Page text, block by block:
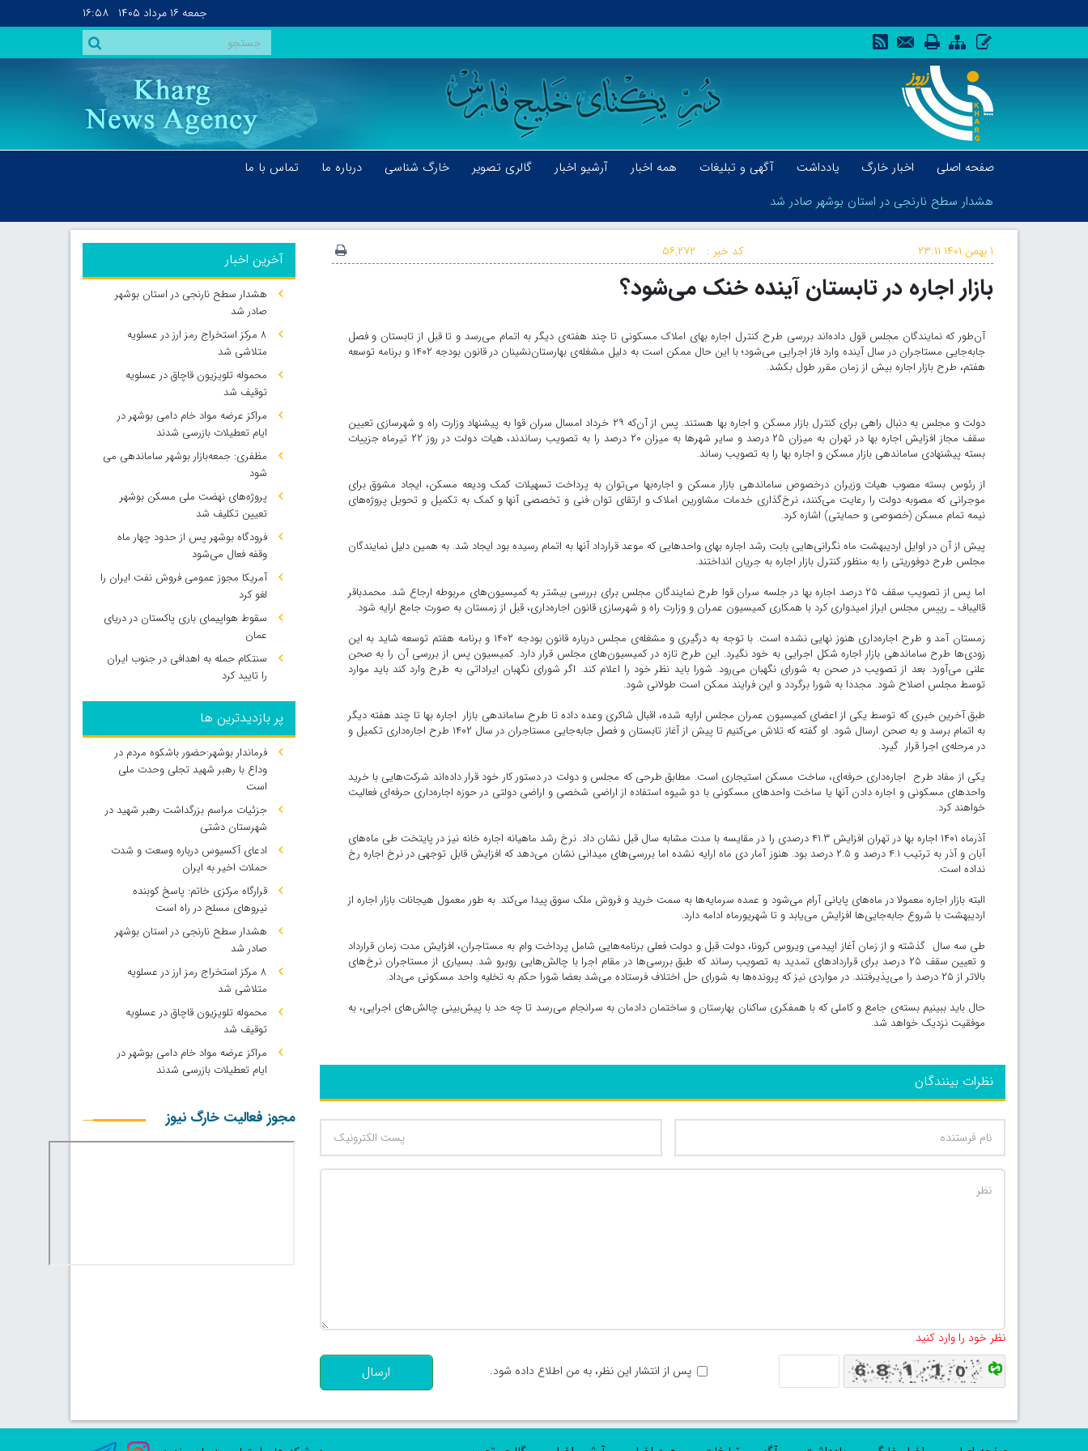
جمعه ۱۶ مرداد ۱۴۰۵ ۱۶:۵۸
صفحه اصلی اخبار خارگ یادداشت آگهی و تبلیغات همه اخبار آرشیو اخبار گالری تصویر خارگ شناسی درباره ما
تماس با ما
هشدار سطح نارنجی در استان بوشهر صادر شد
هشدار سطح نارنجی در استان بوشهر صادر شد
کد خبر : ۵۶,۲۷۲ ۱ بهمن ۱۴۰۱ ۲۳:۱۱
بازار اجاره در تابستان آینده خنک می‌شود؟
آن‌طور که نمایندگان مجلس قول داده‌اند بررسی طرح کنترل اجاره بهای املاک مسکونی تا چند هفته‌ی دیگر به اتمام می‌رسد و تا قبل از تابستان و فصل
جابه‌جایی مستاجران در سال آینده وارد فاز اجرایی می‌شود؛ با این حال ممکن است به دلیل مشغله‌ی بهارستان‌نشینان در قانون بودجه ۱۴۰۲ و برنامه توسعه
هفتم، طرح بازار اجاره بیش از زمان مقرر طول بکشد.
دولت و مجلس به دنبال راهی برای کنترل بازار مسکن و اجاره بها هستند. پس از آن‌که ۲۹ خرداد امسال سران قوا به پیشنهاد وزارت راه و شهرسازی تعیین
سقف مجاز افزایش اجاره بها در تهران به میزان ۲۵ درصد و سایر شهرها به میزان ۲۰ درصد را به تصویب رساندند، هیات دولت در روز ۲۲ تیرماه جزییات
بسته پیشنهادی ساماندهی بازار مسکن و اجاره بها را به تصویب رساند.
از رئوس بسته مصوب هیات وزیران درخصوص ساماندهی بازار مسکن و اجاره‌بها می‌توان به پرداخت تسهیلات کمک ودیعه مسکن، ایجاد مشوق برای
موجرانی که مصوبه دولت را رعایت می‌کنند، نرخ‌گذاری خدمات مشاورین املاک و ارتقای توان فنی و تخصصی آنها و کمک به تکمیل و تحویل پروژه‌های
نیمه تمام مسکن (خصوصی و حمایتی) اشاره کرد.
پیش از آن در اوایل اردیبهشت ماه نگرانی‌هایی بابت رشد اجاره بهای واحدهایی که موعد قرارداد آنها به اتمام رسیده بود ایجاد شد. به همین دلیل نمایندگان
مجلس طرح دوفوریتی را به منظور کنترل بازار اجاره به جریان انداختند.
اما پس از تصویب سقف ۲۵ درصد اجاره بها در جلسه سران قوا طرح نمایندگان مجلس برای بررسی بیشتر به کمیسیون‌های مربوطه ارجاع شد. محمدباقر
قالیباف ـ رییس مجلس ابراز امیدواری کرد با همکاری کمیسیون عمران و وزارت راه و شهرسازی قانون اجاره‌داری، قبل از زمستان به صورت جامع ارایه شود.
زمستان آمد و طرح اجاره‌داری هنوز نهایی نشده است. با توجه به درگیری و مشغله‌ی مجلس درباره قانون بودجه ۱۴۰۲ و برنامه هفتم توسعه شاید به این
زودی‌ها طرح ساماندهی بازار اجاره شکل اجرایی به خود نگیرد. این طرح تازه در کمیسیون‌های مجلس قرار دارد. کمیسیون پس از بررسی آن را به صحن
علنی می‌آورد. بعد از تصویب در صحن به شورای نگهبان می‌رود. شورا باید نظر خود را اعلام کند. اگر شورای نگهبان ایراداتی به طرح وارد کند باید موارد
توسط مجلس اصلاح شود. مجددا به شورا برگردد و این فرايند ممکن است طولانی شود.
طبق آخرین خبری که توسط یکی از اعضای کمیسیون عمران مجلس ارایه شده، اقبال شاکری وعده داده تا طرح ساماندهی بازار اجاره بها تا چند هفته دیگر
به اتمام برسد و به صحن ارسال شود. او گفته که تلاش می‌کنیم تا پیش از آغاز تابستان و فصل جابه‌جایی مستاجران در سال ۱۴۰۲ طرح اجاره‌داری تکمیل و
در مرحله‌ی اجرا قرار گیرد.
یکی از مفاد طرح اجاره‌داری حرفه‌ای، ساخت مسکن استیجاری است. مطابق طرحی که مجلس و دولت در دستور کار خود قرار داده‌اند شرکت‌هایی با خرید
واحدهای مسکونی و اجاره دادن آنها یا ساخت واحدهای مسکونی با دو شیوه استفاده از اراضی شخصی و اراضی دولتی در حوزه اجاره‌داری حرفه‌ای فعالیت
خواهند کرد.
آذرماه ۱۴۰۱ اجاره بها در تهران افزایش ۴۱.۳ درصدی را در مقایسه با مدت مشابه سال قبل نشان داد. نرخ رشد ماهیانه اجاره خانه نیز در پایتخت طی ماه‌های
آبان و آذر به ترتیب ۴.۱ درصد و ۲.۵ درصد بود. هنوز آمار دی ماه ارایه نشده اما بررسی‌های میدانی نشان می‌دهد که افزایش قابل توجهی در نرخ اجاره رخ
نداده است.
البته بازار اجاره معمولا در ماه‌های پایانی آرام می‌شود و عمده سرمایه‌ها به سمت خرید و فروش ملک سوق پیدا می‌کند. به طور معمول هیجانات بازار اجاره از
اردیبهشت با شروع جابه‌جایی‌ها افزایش می‌یابد و تا شهریورماه ادامه دارد.
طی سه سال گذشته و از زمان آغاز اپیدمی ویروس کرونا، دولت قبل و دولت فعلی برنامه‌هایی شامل پرداخت وام به مستاجران، افزایش مدت زمان قرارداد
و تعیین سقف ۲۵ درصد برای قراردادهای تمدید به تصویب رساند که طبق بررسی‌ها در مقام اجرا با چالش‌هایی روبرو شد. بسیاری از مستاجران نرخ‌های
بالاتر از ۲۵ درصد را می‌پذیرفتند. در مواردی نیز که پرونده‌ها به شورای حل اختلاف فرستاده می‌شد بعضا شورا حکم به تخلیه واحد مسکونی می‌داد.
حال باید ببینیم بسته‌ی جامع و کاملی که با همفکری ساکنان بهارستان و ساختمان دادمان به سرانجام می‌رسد تا چه حد با پیش‌بینی چالش‌های اجرایی، به
موفقیت نزدیک خواهد شد.
نظرات بینندگان
نظر خود را وارد کنید
پس از انتشار این نظر، به من اطلاع داده شود.
ارسال
آخرین اخبار
هشدار سطح نارنجی در استان بوشهر
صادر شد
۸ مرکز استخراج رمز ارز در عسلویه
متلاشی شد
محموله تلویزیون قاچاق در عسلویه
توقیف شد
مراکز عرضه مواد خام دامی بوشهر در
ایام تعطیلات بازرسی شدند
مظفری: جمعه‌بازار بوشهر ساماندهی می‌
شود
پروژه‌های نهضت ملی مسکن بوشهر
تعیین تکلیف شد
فرودگاه بوشهر پس از حدود چهار ماه
وقفه فعال می‌شود
آمریکا مجوز عمومی فروش نفت ایران را
لغو کرد
سقوط هواپیمای باری پاکستان در دریای
عمان
سنتکام حمله به اهدافی در جنوب ایران
را تایید کرد
پر بازدیدترین ها
فرماندار بوشهر:حضور باشکوه مردم در
وداع با رهبر شهید تجلی وحدت ملی
است
جزئیات مراسم بزرگداشت رهبر شهید در
شهرستان دشتی
ادعای آکسیوس درباره وسعت و شدت
حملات اخیر به ایران
قرارگاه مرکزی خاتم: پاسخ کوبنده
نیروهای مسلح در راه است
هشدار سطح نارنجی در استان بوشهر
صادر شد
۸ مرکز استخراج رمز ارز در عسلویه
متلاشی شد
محموله تلویزیون قاچاق در عسلویه
توقیف شد
مراکز عرضه مواد خام دامی بوشهر در
ایام تعطیلات بازرسی شدند
مجوز فعالیت خارگ نیوز